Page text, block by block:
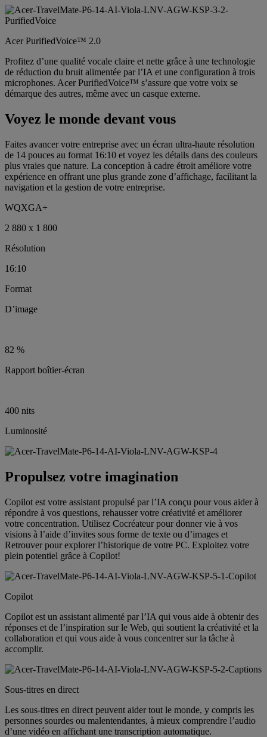
Acer PurifiedVoice™ 2.0
Profitez d’une qualité vocale claire et nette grâce à une technologie
de réduction du bruit alimentée par l’IA et une configuration à trois
microphones. Acer PurifiedVoice™ s’assure que votre voix se
démarque des autres, même avec un casque externe.
Voyez le monde devant vous
Faites avancer votre entreprise avec un écran ultra-haute résolution
de 14 pouces au format 16:10 et voyez les détails dans des couleurs
plus vraies que nature. La conception à cadre étroit améliore votre
expérience en offrant une plus grande zone d’affichage, facilitant la
navigation et la gestion de votre entreprise.
WQXGA+
2 880 x 1 800
Résolution
16:10
Format
D’image
82 %
Rapport boîtier-écran
400 nits
Luminosité
Propulsez votre imagination
Copilot est votre assistant propulsé par l’IA conçu pour vous aider à
répondre à vos questions, rehausser votre créativité et améliorer
votre concentration. Utilisez Cocréateur pour donner vie à vos
visions à l’aide d’invites sous forme de texte ou d’images et
Retrouver pour explorer l’historique de votre PC. Exploitez votre
plein potentiel grâce à Copilot!
Copilot
Copilot est un assistant alimenté par l’IA qui vous aide à obtenir des
réponses et de l’inspiration sur le Web, qui soutient la créativité et la
collaboration et qui vous aide à vous concentrer sur la tâche à
accomplir.
Sous-titres en direct
Les sous-titres en direct peuvent aider tout le monde, y compris les
personnes sourdes ou malentendantes, à mieux comprendre l’audio
d’une vidéo en affichant une transcription automatique.